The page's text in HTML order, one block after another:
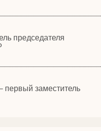
председателя
первый заместитель